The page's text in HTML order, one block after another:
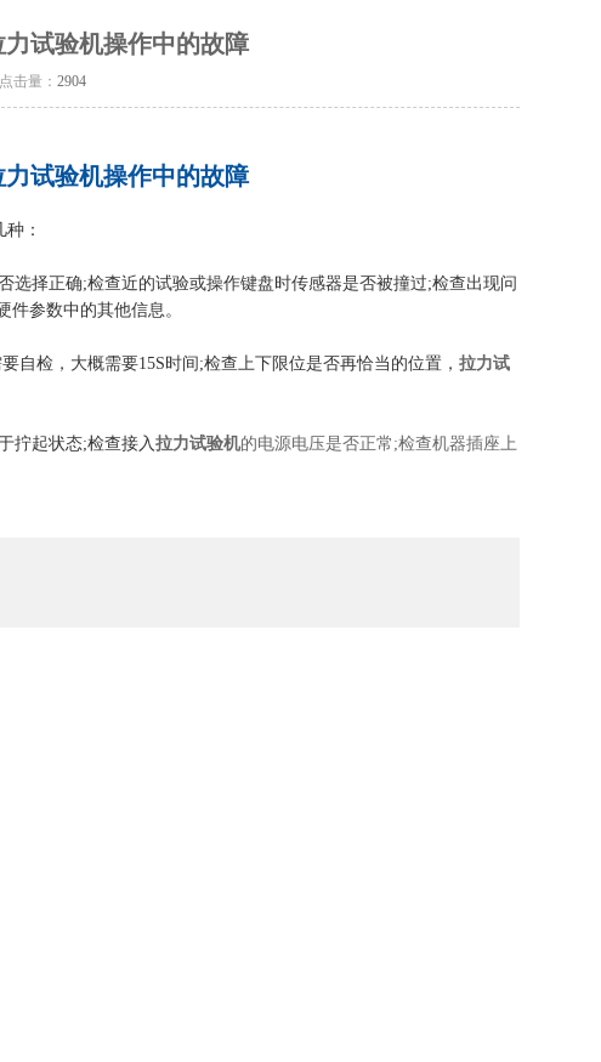
试验机操作中的故障
击量：2904
试验机操作中的故障
：
择正确;检查近的试验或操作键盘时传感器是否被撞过;检查出现问
参数中的其他信息。
自检，大概需要15S时间;检查上下限位是否再恰当的位置，拉力试
拧起状态;检查接入拉力试验机的电源电压是否正常;检查机器插座上